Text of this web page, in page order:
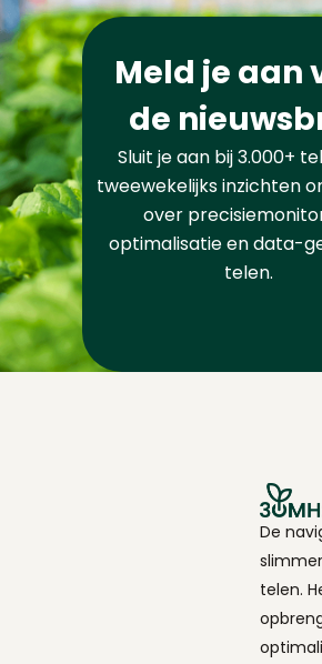
Meld je aan
de
Sluit je aan bij 3.000+
tweewekelijks inzichten
over
optimalisatie en data-
telen.
De
telen.